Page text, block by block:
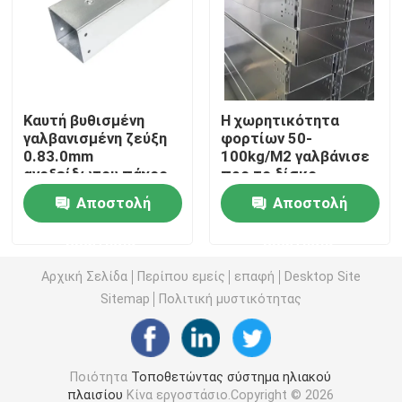
Σφιγκτήρες στερέωσης ηλιακών πάνελ
Ράγες τοποθέτησης ηλιακών πάνελ
Μέσος σφιγκτήρας ηλιακού πλαισίου
Σφιγκτήρας τελών ηλιακού πλαισίου
Εξάρτηση συναρμογών ραγών
Η κλίση ηλιακού πλαισίου τοποθετεί
Ηλιακός γάντζος οροφής
Καυτή βυθισμένη
γαλβανισμένη ζεύξη
0.83.0mm
ανοξείδωτου πάχος
Αποστολή
Η χωρητικότητα
φορτίων 50-
100kg/M2 γαλβάνισε
προ το δίσκο
καλωδίων χάλυβα
αλεξίπυροΑποστολή
Αρχική Σελίδα Περίπου εμείς επαφή
Desktop Site
Sitemap
Πολιτική μυστικότητας
Ποιότητα Τοποθετώντας σύστημα ηλιακού
πλαισίου Κίνα εργοστάσιο.Copyright © 2026